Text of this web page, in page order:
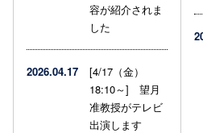
容が紹介されま
した
2026.04.17
[4/17（金）
18:10～] 望月
准教授がテレビ
出演します